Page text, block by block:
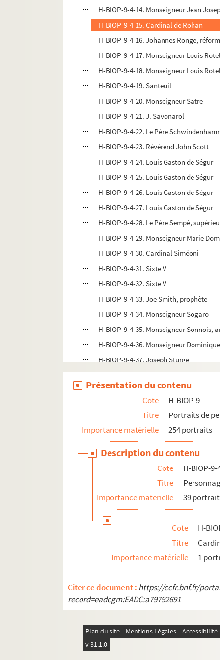
H-BIOP-9-4-14. Monseigneur Jean
H-BIOP-9-4-15. Cardinal de Rohan
H-BIOP-9-4-16. Johannes Ronge,
H-BIOP-9-4-17. Monseigneur Louis
H-BIOP-9-4-18. Monseigneur Louis
H-BIOP-9-4-19. Santeuil
H-BIOP-9-4-20. Monseigneur Satre
H-BIOP-9-4-21. J. Savonarol
H-BIOP-9-4-22. Le Père
H-BIOP-9-4-23. Révérend John Scott
H-BIOP-9-4-24. Louis Gaston de Ségur
H-BIOP-9-4-25. Louis Gaston de Ségur
H-BIOP-9-4-26. Louis Gaston de Ségur
H-BIOP-9-4-27. Louis Gaston de Ségur
H-BIOP-9-4-28. Le Père Sempé,
H-BIOP-9-4-29. Monseigneur Marie
H-BIOP-9-4-30. Cardinal Siméoni
H-BIOP-9-4-31. Sixte V
H-BIOP-9-4-32. Sixte V
H-BIOP-9-4-33. Joe Smith, prophète
H-BIOP-9-4-34. Monseigneur Sogaro
H-BIOP-9-4-35. Monseigneur Sonnois,
H-BIOP-9-4-36. Monseigneur
H-BIOP-9-4-37. Joseph Sturge
H-BIOP-9-4-38. John Bird Sumner,
H-BIOP-9-4-39. Révérend Sydney Smith
H-BIOP-10. Portraits des personnages lettrés
H-BIOP-11. Portraits des personnages de
H-BIOP-12. Portraits d'artistes : arts,
H-BIOP-13. Portraits de musiciens
H-BIOP-14. Portraits de scientifiques
Présentation du contenu
Cote
H-BIOP-9
Titre
Portraits de
Importance matérielle
254 portraits
Description du contenu
Cote
H-BIOP-9-
Titre
Importance matérielle
39
Cote
H-
Titre
Importance matérielle
1
Citer ce document : https://ccfr.bnf.fr/
record=eadcgm:EADC:a79792691
Plan du site Mentions Légales
v 31.1.0